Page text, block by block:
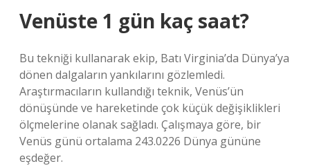
Venüste 1 gün kaç saat?
Bu tekniği kullanarak ekip, Batı Virginia’da Dünya’ya
dönen dalgaların yankılarını gözlemledi.
Araştırmacıların kullandığı teknik, Venüs’ün
dönüşünde ve hareketinde çok küçük değişiklikleri
ölçmelerine olanak sağladı. Çalışmaya göre, bir
Venüs günü ortalama 243.0226 Dünya gününe
eşdeğer.